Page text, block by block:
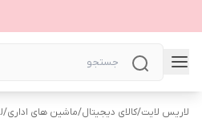
لاریس لایت/کالای دیجیتال/ماشین های اداری/